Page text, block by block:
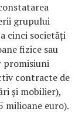
grupului
cinci societăți
fizice sau
promisiuni
contracte de
și mobilier),
milioane euro).